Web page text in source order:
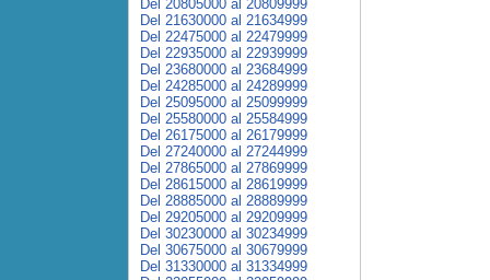
Del 20805000 al 20809999
Del 21630000 al 21634999
Del 22475000 al 22479999
Del 22935000 al 22939999
Del 23680000 al 23684999
Del 24285000 al 24289999
Del 25095000 al 25099999
Del 25580000 al 25584999
Del 26175000 al 26179999
Del 27240000 al 27244999
Del 27865000 al 27869999
Del 28615000 al 28619999
Del 28885000 al 28889999
Del 29205000 al 29209999
Del 30230000 al 30234999
Del 30675000 al 30679999
Del 31330000 al 31334999